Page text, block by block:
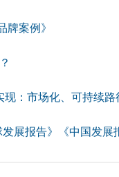
牌案例》
现：市场化、可持续路
发展报告》《中国发